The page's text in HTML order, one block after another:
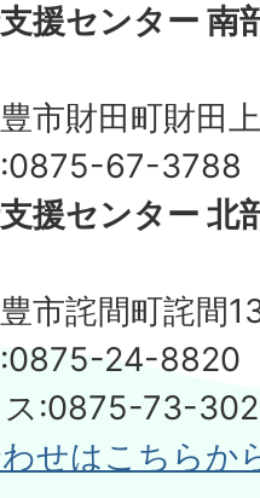
援センター 南
市財田町財田
:0875-67-3788
援センター 北
市詫間町詫間
:0875-24-8820
ス:0875-73-
せはこちらか